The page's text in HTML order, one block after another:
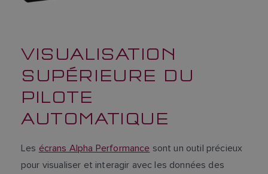
VISUALISATION
SUPÉRIEURE DU
PILOTE
AUTOMATIQUE
Les écrans Alpha Performance sont un outil précieux
pour visualiser et interagir avec les données des